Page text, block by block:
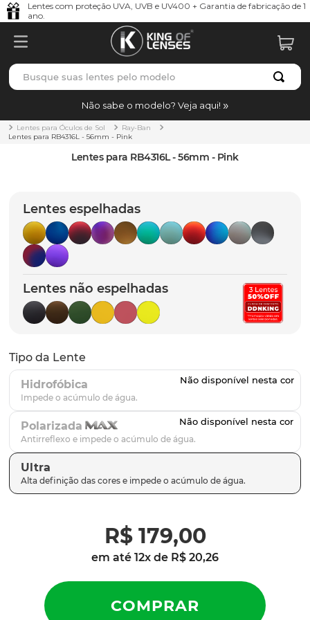
Lentes com proteção UVA, UVB e UV400 + Garantia de fabricação de 1
ano.
Busque suas lentes pelo modelo
Não sabe o modelo? Veja aqui!
Lentes para Óculos de Sol
Ray-Ban
Lentes para RB4316L - 56mm - Pink
Lentes para RB4316L - 56mm - Pink
Lentes espelhadas
Lentes não espelhadas
Tipo da Lente
Hidrofóbica
Polarizada
Ultra
R$ 179,00
em até 12x de R$ 20,26
TERMOS MAIS BUSCADOS
1º borrachas
holbrook
5º chaves
6º t-shock
7º gasket
8º parafusos
9º latch